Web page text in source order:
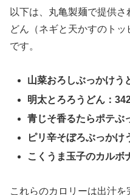
以下は、丸亀製麺で提供
どん（ネギと天かすのト
です。
山菜おろしぶっかけう
明太とろろうどん：
青じそ香るたらポテぶ
ピリ辛そぼろぶっかけ
こくうま玉子のカルボ
これらのカロリーは出汁